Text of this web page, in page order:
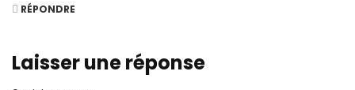
RÉPONDRE
Laisser une réponse